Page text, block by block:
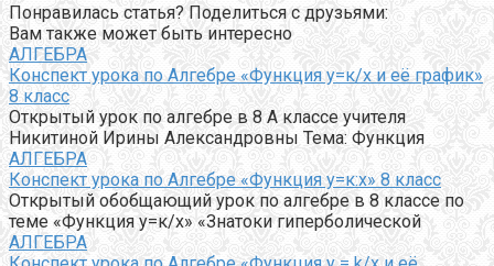
Понравилась статья? Поделиться с друзьями:
Вам также может быть интересно
АЛГЕБРА
Конспект урока по Алгебре «Функция у=к/х и её график»
8 класс
Открытый урок по алгебре в 8 А классе учителя
Никитиной Ирины Александровны Тема: Функция
АЛГЕБРА
Конспект урока по Алгебре «Функция у=к:х» 8 класс
Открытый обобщающий урок по алгебре в 8 классе по
теме «Функция у=к/х» «Знатоки гиперболической
АЛГЕБРА